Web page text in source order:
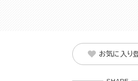
お気に入り